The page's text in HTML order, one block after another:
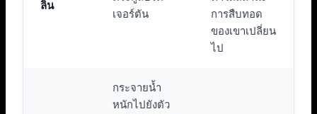
ลิน
เจอร์ตัน
การสืบทอด
ของเขาเปลี่ยน
ไป
กระจายน้ำ
หนักไปยังตัว